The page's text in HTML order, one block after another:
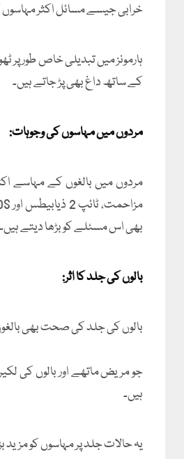
خرابی جیسے مسائل اکثر
ہارمونز میں تبدیلی خاص طور پر
کے ساتھ داغ بھی پڑ جاتے ہیں۔
مردوں میں مہاسوں کی وجوہات:
مردوں میں بالغوں کے مہاسے
بھی اس مسئلے کو بڑھا دیتے ہیں۔
بالوں کی جلد کا اثر:
بالوں کی جلد کی صحت بھی
جو مریض ماتھے اور بالوں کی
ہیں۔
یہ حالات جلد پر مہاسوں کو